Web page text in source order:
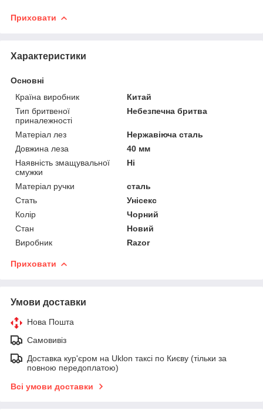
Приховати
Характеристики
Основні
Країна виробник
Китай
Тип бритвеної
приналежності
Небезпечна бритва
Матеріал лез
Нержавіюча сталь
Довжина леза
40 мм
Наявність змащувальної
смужки
Ні
Матеріал ручки
сталь
Стать
Унісекс
Колір
Чорний
Стан
Новий
Виробник
Razor
Приховати
Умови доставки
Нова Пошта
Самовивіз
Доставка кур'єром на Uklon таксі по Києву (тільки за
повною передоплатою)
Всі умови доставки